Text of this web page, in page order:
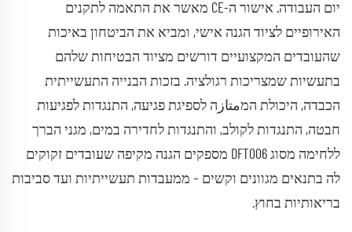
יום העבודה. אישור ה-CE מאשר את התאמה לתקנים
האירופיים לציוד הגנה אישי, ומביא את הביטחון באיכות
שהעובדים המקצועיים דורשים מציוד הבטיחות שלהם
בתעשיות שמצריכות רגולציה. בזכות הבנייה התעשייתית
הכבדה, היכולת המمتازה לספיגת פגיעה, התנגדות לפגיעות
חבטה, התנגדות לקולב, והתנגדות לחדירה במים, מגני הברך
ללחימה מסוג DFT006 מספקים הגנה מקיפה שעובדים זקוקים
לה בתנאים מגוונים וקשים – ממעבדות תעשייתיות ועד סביבות
בריאותיות בחוץ.